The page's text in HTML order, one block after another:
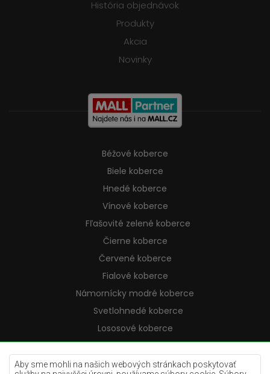
Aby sme mohli na našich webových stránkach poskytovať
História objednávok
Produkty
Akcia
Novinky
Béžové koberce
Biele koberce
Hnedé koberce
Vínové koberce
Fľašovité zelené koberce
Čierne koberce
Červené koberce
Fialové koberce
Námornícky modré koberce
Svetlohnedé koberce
Lososové koberce
Krémové koberce
Lilac koberce